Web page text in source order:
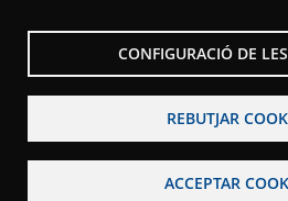
CONFIGURACIÓ DE
REBUTJAR
ACCEPTAR
Menu
Sobre la Xarxa Punttic Avís